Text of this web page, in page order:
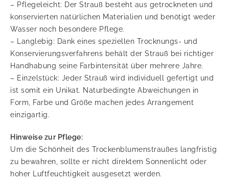
– Pflegeleicht: Der Strauß besteht aus getrockneten und
konservierten natürlichen Materialien und benötigt weder
Wasser noch besondere Pflege.
– Langlebig: Dank eines speziellen Trocknungs- und
Konservierungsverfahrens behält der Strauß bei richtiger
Handhabung seine Farbintensität über mehrere Jahre.
– Einzelstück: Jeder Strauß wird individuell gefertigt und
ist somit ein Unikat. Naturbedingte Abweichungen in
Form, Farbe und Größe machen jedes Arrangement
einzigartig.
Hinweise zur Pflege:
Um die Schönheit des Trockenblumenstraußes langfristig
zu bewahren, sollte er nicht direktem Sonnenlicht oder
hoher Luftfeuchtigkeit ausgesetzt werden.